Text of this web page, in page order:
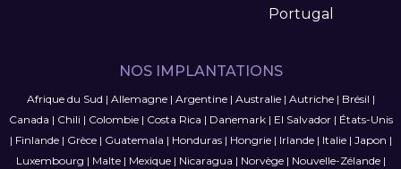
Portugal
NOS IMPLANTATIONS
Afrique du Sud | Allemagne| Argentine| Australie| Autriche| Brésil |
Canada | Chili | Colombie| Costa Rica | Danemark| El Salvador| États-Unis
| Finlande| Grèce| Guatemala | Honduras| Hongrie| Irlande| Italie| Japon |
Luxembourg | Malte| Mexique| Nicaragua | Norvège| Nouvelle-Zélande|